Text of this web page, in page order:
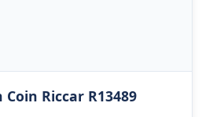
Riccar R13489